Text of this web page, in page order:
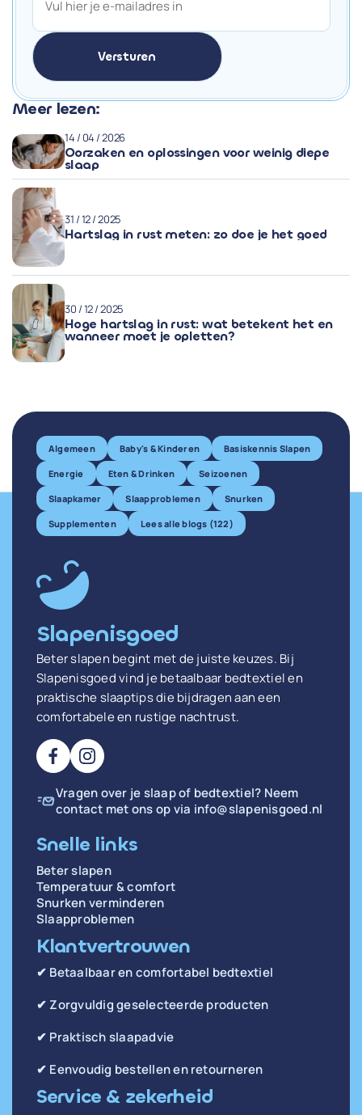
Meer lezen:
14 / 04 / 2026
Oorzaken en oplossingen voor weinig diepe
slaap
31 / 12 / 2025
Hartslag in rust meten: zo doe je het goed
30 / 12 / 2025
Hoge hartslag in rust: wat betekent het en
wanneer moet je opletten?
Algemeen Baby's & Kinderen Basiskennis Slapen
Energie Eten & Drinken Seizoenen
Slaapkamer Slaapproblemen Snurken
Supplementen Lees alle blogs (122)
Slapenisgoed
Beter slapen begint met de juiste keuzes. Bij
Slapenisgoed vind je betaalbaar bedtextiel en
praktische slaaptips die bijdragen aan een
comfortabele en rustige nachtrust.
Vragen over je slaap of bedtextiel? Neem
contact met ons op via info@slapenisgoed.nl
Snelle links
Beter slapen
Temperatuur & comfort
Snurken verminderen
Slaapproblemen
Klantvertrouwen
✔ Betaalbaar en comfortabel bedtextiel
✔ Zorgvuldig geselecteerde producten
✔ Praktisch slaapadvie
✔ Eenvoudig bestellen en retourneren
Service & zekerheid